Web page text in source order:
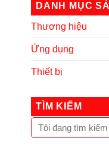
DANH MỤC
Thương hiệu
Ứng dụng
Thiết bị
TÌM KIẾM